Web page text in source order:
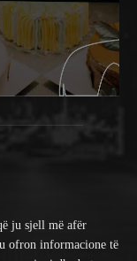
ju sjell më afër
ofron informacione të